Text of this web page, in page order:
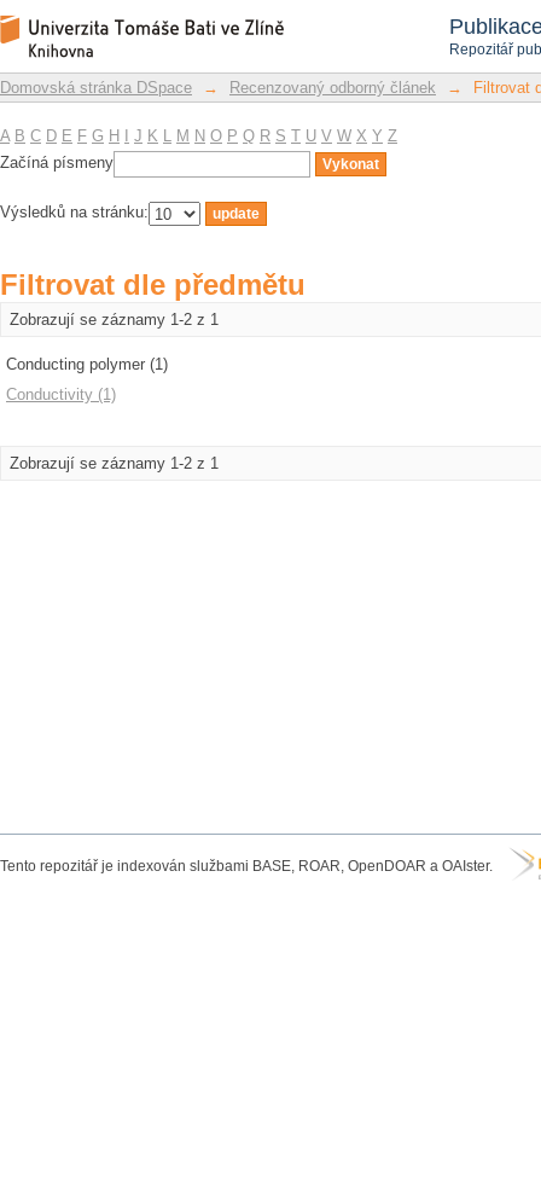
Repozitář
Filtrovat dle předmětu
Repozitář DSpace/Manakin
Domovská stránka DSpace → Recenzovaný odborný článek → Filtrovat
A B C D E F G H J K L M N O P Q R S T U V W X Y Z
Začíná písmeny
Výsledků na stránku:
Filtrovat dle předmětu
Zobrazují se záznamy 1-2 z 1
Conducting polymer (1)
Conductivity (1)
Zobrazují se záznamy 1-2 z 1
Tento repozitář je indexován službami BASE, ROAR, OpenDOAR a OAIster.